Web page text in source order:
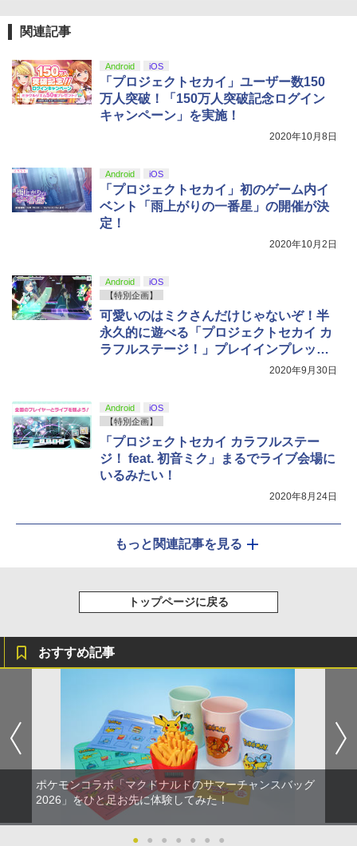
関連記事
Android iOS
「プロジェクトセカイ」ユーザー数150
万人突破！「150万人突破記念ログイン
キャンペーン」を実施！
2020年10月8日
Android iOS
「プロジェクトセカイ」初のゲーム内イ
ベント「雨上がりの一番星」の開催が決
定！
2020年10月2日
Android
iOS
【特別企画】
可愛いのはミクさんだけじゃないぞ！半
永久的に遊べる「プロジェクトセカイ カ
ラフルステージ！」プレイインプレッシ
2020年9月30日
Android
iOS
【特別企画】
「プロジェクトセカイ カラフルステー
ジ！ feat. 初音ミク」まるでライブ会場に
いるみたい！
2020年8月24日
もっと関連記事を見る
トップページに戻る
おすすめ記事
ポケモンコラボ「マクドナルドのサマーチャンスバッグ
2026」をひと足お先に体験してみた！
● ● ● ● ● ● ●